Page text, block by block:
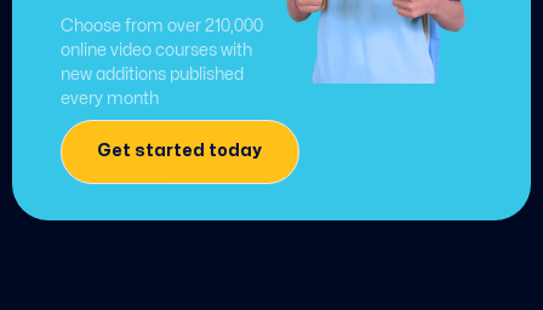
Choose from over 210,000
online video courses with
new additions published
every month
Get started today